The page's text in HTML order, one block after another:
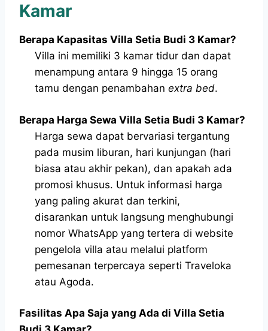
Kamar
Berapa Kapasitas Villa Setia Budi 3 Kamar?
Villa ini memiliki 3 kamar tidur dan dapat
menampung antara 9 hingga 15 orang
tamu dengan penambahan extra bed.
Berapa Harga Sewa Villa Setia Budi 3 Kamar?
Harga sewa dapat bervariasi tergantung
pada musim liburan, hari kunjungan (hari
biasa atau akhir pekan), dan apakah ada
promosi khusus. Untuk informasi harga
yang paling akurat dan terkini,
disarankan untuk langsung menghubungi
nomor WhatsApp yang tertera di website
pengelola villa atau melalui platform
pemesanan terpercaya seperti Traveloka
atau Agoda.
Fasilitas Apa Saja yang Ada di Villa Setia